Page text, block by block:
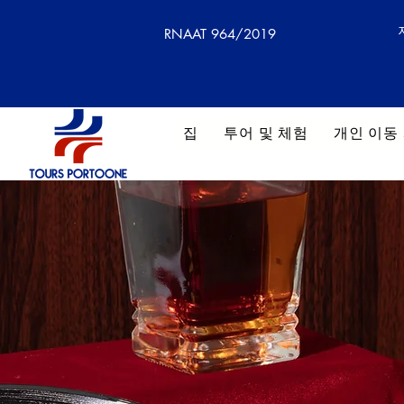
RNAAT 964/2019
집 투어 및 체험 개인 이동